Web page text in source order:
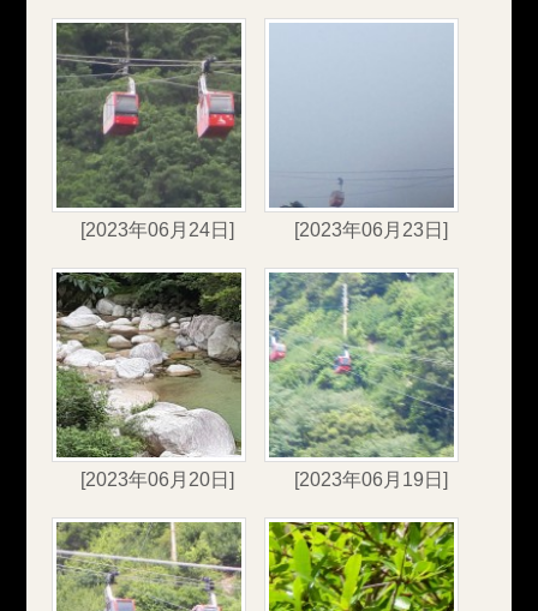
[2023年06月24日] [2023年06月23日]
[2023年06月20日] [2023年06月19日]